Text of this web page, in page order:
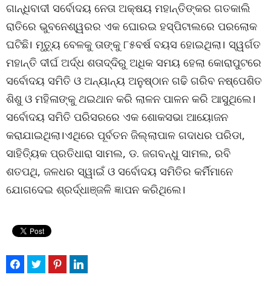
ଗାନ୍ଧିବାଦୀ ସର୍ବୋଦୟ ନେତା ଅକ୍ଷୟ ମହାନ୍ତିଙ୍କର ଗତକାଲି
ରାତିରେ ଭୁବନେଶ୍ୱରର ଏକ ଘୋରଇ ହସ୍ପିଟାଲରେ ପରଲୋକ
ଘଟିଛି। ମୃତ୍ୟୁ ବେଳକୁ ତାଙ୍କୁ ୮୫ବର୍ଷ ବୟସ ହୋଇଥିଲା। ସ୍ୱର୍ଗତ
ମହାନ୍ତି ଦୀର୍ଘ ଅର୍ଦ୍ଧ ଶତାଦ୍ଦିରୁ ଅଧିକ ସମୟ ହେଲା କୋରାପୁଟରେ
ସର୍ବୋଦୟ ସମିତି ଓ ଅନ୍ୟାନ୍ୟ ଅନୁଷ୍ଠାନ ଗଢି ଗରିବ ନଷ୍ପେଶିତ
ଶିଶୁ ଓ ମହିଳାଙ୍କୁ ଥଇଥାନ କରି ଲାଳନ ପାଳନ କରି ଆସୁଥିଲେ।
ସର୍ବୋଦୟ ସମିତି ପରିସରରେ ଏକ ଶୋକସଭା ଆୟୋଜନ
କରାଯାଇଥିଲା।ଏଥିରେ ପୂର୍ବତନ ଜିଲ୍ଲାପାଳ ଗଦାଧର ପରିଡା,
ସାହିତ୍ୟିକ ପ୍ରତିଧାରା ସାମଲ, ଡ. ଜଗବନ୍ଧୁ ସାମଲ, ରବି
ଶତପଥି, ଜଳଧର ସ୍ୱାଇଁ ଓ ସର୍ବୋଦୟ ସମିତିର କର୍ମିମାନେ
ଯୋଗଦେଇ ଶ୍ରର୍ଦ୍ଧାଞ୍ଜଳି ଜ୍ଞାପନ କରିଥିଲେ।